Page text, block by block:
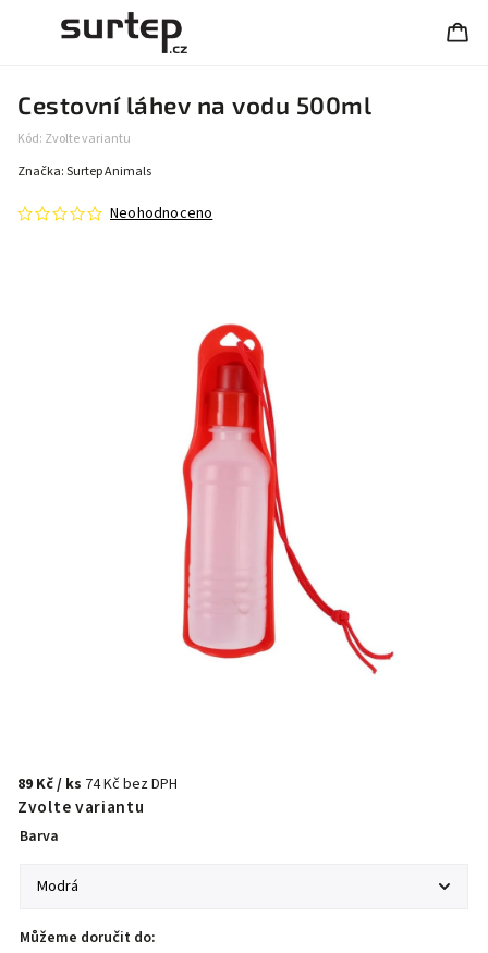
Cestovní láhev na vodu 500ml
Kód: Zvolte variantu
Neohodnoceno
Značka:Surtep Animals
89 Kč/ ks 74 Kč bez DPH
Zvolte variantu
Barva
Můžeme doručit do: